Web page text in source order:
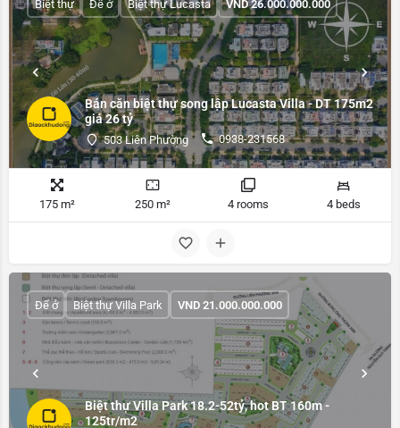
Bán căn biệt thự song lập Lucasta Villa - DT 175m2
giá 26 tỷ
503 Liên Phường 0938-231568
Biệt thự Để ở Biệt thự Lucasta VND26.000.000.000
175 m² 250 m² 4 rooms 4 beds
Biệt thự Villa Park 18.2-52tỷ, hot BT 160m -
125tr/m2
Để ở Biệt thự Villa Park VND 21.000.000.000